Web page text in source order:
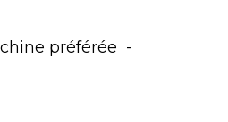
préférée